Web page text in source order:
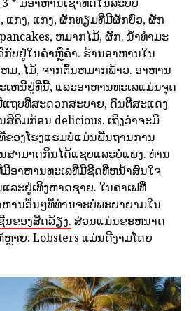
ແກງ, ແກງ, ຜັກທຽມທີ່ມີຜັກບົ່ວ, ຜັກ
ຫມາກໄມ້, ຜັກ. ນ້ໍາທໍາມະ
ກັບຢູ່ໃນຄ່ໍາຫຼືຄ່ໍາ. ຮ້ານອາຫານໃນ
ມ, ໄມ້, ຈາກຕົ້ນຫມາກພ້າວ. ອາຫານ
ຫນີຢູ່ທີ່ນີ້, ແລະອາຫານທະເລແມ່ນຈຸດ
ແຖບທີ່ສະດວກສະບາຍ, ດົນຕີສະແດງ
ຄີມກ້ອນ delicious. ເຖິງວ່າຈະມີ
ຂອງໂຮງແຮມບໍ່ແມ່ນພື້ນຖານການ
ສາມາດກິນໄດ້ແຊບແລະບໍ່ແພງ. ທ່ານ
ອາຫານທະເລທີ່ມີຊີດທີ່ຫນ້າສົນໃຈ
ລະຢູ່ເທິງຫາດຊາຍ. ໃນຄາເຟທີ່
ານອື່ນໆທີ່ທ່ານຈະບໍ່ພະຍາຍາມໃນ
ນຂອງສັດລ້ຽງ. ສ່ວນແມ່ນຂະຫນາດ
າຍ. Lobsters ແມ່ນດີງາມໂດຍ